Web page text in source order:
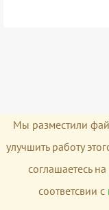
Мы разместили
улучшить работу
соглашаетесь
соответсвии с